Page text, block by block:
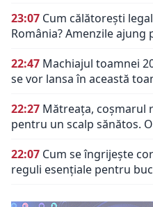
23:07 Cum călătorești
România? Amenzile ajung
22:47 Machiajul toamnei
se vor lansa în această
22:27 Mătreața, coșmarul
pentru un scalp sănătos.
22:07 Cum se îngrijește
reguli esențiale pentru